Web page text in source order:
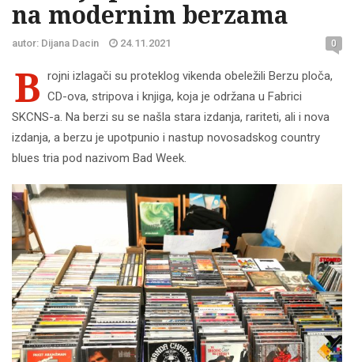
na modernim berzama
autor: Dijana Dacin 24.11.2021 0
B rojni izlagači su proteklog vikenda obeležili Berzu ploča,
CD-ova, stripova i knjiga, koja je održana u Fabrici
SKCNS-a. Na berzi su se našla stara izdanja, rariteti, ali i nova
izdanja, a berzu je upotpunio i nastup novosadskog country
blues tria pod nazivom Bad Week.